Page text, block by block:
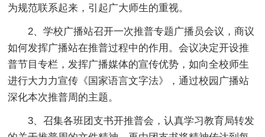
为规范联系起来，引起广大师生的重视。
2、学校广播站召开一次推普专题广播员会议，商议
如何发挥广播站在推普过程中的作用。会议决定开设推
普节目专栏，发挥广播媒体的宣传优势，如向全校师生
进行大力力宣传《国家语言文字法》，通过校园广播站
深化本次推普周的主题。
3、召集各班团支书开推普会，认真学习教育局转发